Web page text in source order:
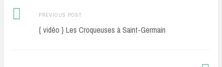
Post
navigation
PREVIOUS POSTPrevious
post:
{ vidéo } Les Croqueuses à Saint-Germain